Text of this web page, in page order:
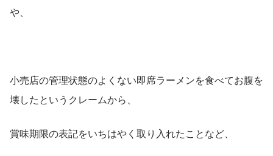
や、
小売店の管理状態のよくない即席ラーメンを食べてお腹を
壊したというクレームから、
賞味期限の表記をいちはやく取り入れたことなど、